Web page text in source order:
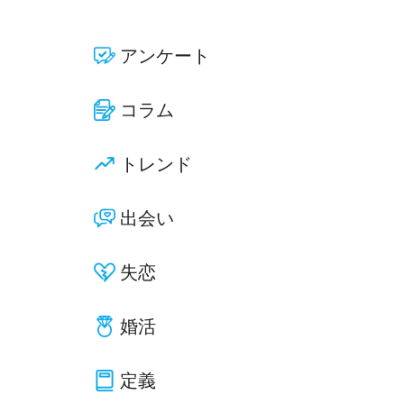
アンケート
コラム
トレンド
出会い
失恋
婚活
定義